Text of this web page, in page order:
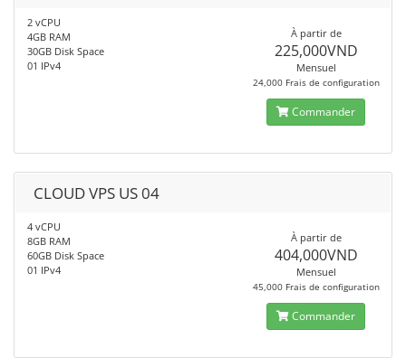
2 vCPU
4GB RAM
30GB Disk Space
01 IPv4
À partir de
225,000VND
Mensuel
24,000 Frais de configuration
Commander
CLOUD VPS US 04
4 vCPU
8GB RAM
60GB Disk Space
01 IPv4
À partir de
404,000VND
Mensuel
45,000 Frais de configuration
Commander